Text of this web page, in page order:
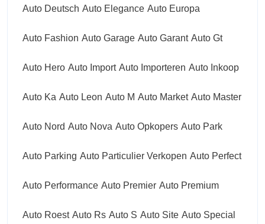
Auto Deutsch Auto Elegance Auto Europa
Auto Fashion Auto Garage Auto Garant Auto Gt
Auto Hero Auto Import Auto Importeren Auto Inkoop
Auto Ka Auto Leon Auto M Auto Market Auto Master
Auto Nord Auto Nova Auto Opkopers Auto Park
Auto Parking Auto Particulier Verkopen Auto Perfect
Auto Performance Auto Premier Auto Premium
Auto Roest Auto Rs Auto S Auto Site Auto Special